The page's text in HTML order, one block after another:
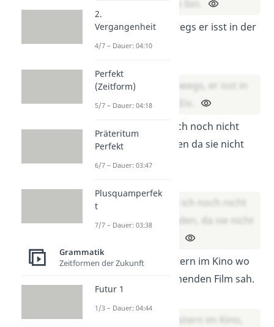
Tom ist unterwegs er isst in der
Stadt ein Eis.
Tom ist unterwegs, er isst in
der Stadt ein Eis.
Die App habe ich noch nicht
heruntergeladen da sie nicht
kostenlos ist.
Die App habe ich noch nicht
heruntergeladen, da sie nicht
Sarah war gestern im Kino wo
sie einen spannenden Film sah.
Lösung:
Sarah war gestern im Kino,
2.
Vergangenheit
4/7 – Dauer: 04:10
Perfekt
(Zeitform)
5/7 – Dauer: 04:18
Präteritum
Perfekt
6/7 – Dauer: 03:47
Plusquamperfek
t
7/7 – Dauer: 03:38
Grammatik
Zeitformen der Zukunft
Futur 1
1/3 – Dauer: 04:44